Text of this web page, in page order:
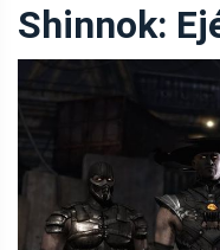
Shinnok: